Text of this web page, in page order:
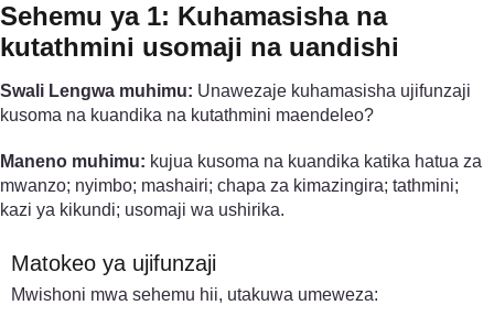
Sehemu ya 1: Kuhamasisha na
kutathmini usomaji na uandishi
Swali Lengwa muhimu: Unawezaje kuhamasisha ujifunzaji
kusoma na kuandika na kutathmini maendeleo?
Maneno muhimu: kujua kusoma na kuandika katika hatua za
mwanzo; nyimbo; mashairi; chapa za kimazingira; tathmini;
kazi ya kikundi; usomaji wa ushirika.
Matokeo ya ujifunzaji
Mwishoni mwa sehemu hii, utakuwa umeweza: